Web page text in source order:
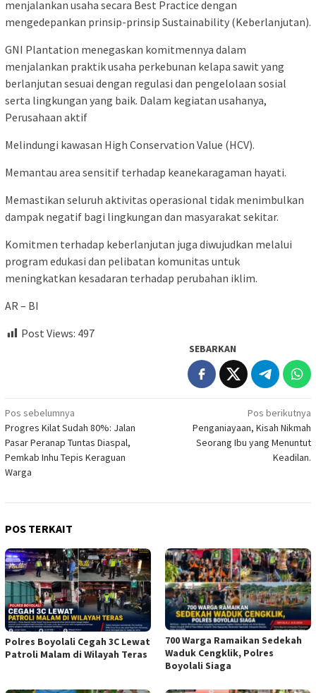
menjalankan usaha secara Best Practice dengan
mengedepankan prinsip-prinsip Sustainability (Keberlanjutan).
GNI Plantation menegaskan komitmennya dalam
menjalankan praktik usaha perkebunan kelapa sawit yang
berlanjutan sesuai dengan regulasi dan pengelolaan sosial
serta lingkungan yang baik. Dalam kegiatan usahanya,
Perusahaan aktif
Melindungi kawasan High Conservation Value (HCV).
Memantau area sensitif terhadap keanekaragaman hayati.
Memastikan seluruh aktivitas operasional tidak menimbulkan
dampak negatif bagi lingkungan dan masyarakat sekitar.
Komitmen terhadap keberlanjutan juga diwujudkan melalui
program edukasi dan pelibatan komunitas untuk
meningkatkan kesadaran terhadap perubahan iklim.
AR – BI
Post Views: 497
SEBARKAN
Navigasi
pos
Pos sebelumnya
Progres Kilat Sudah 80%: Jalan
Pasar Peranap Tuntas Diaspal,
Pemkab Inhu Tepis Keraguan
Warga
Pos berikutnya
Penganiayaan, Kisah Nikmah
Seorang Ibu yang Menuntut
Keadilan.
POS TERKAIT
Polres Boyolali Cegah 3C Lewat
Patroli Malam di Wilayah Teras
700 Warga Ramaikan Sedekah
Waduk Cengklik, Polres
Boyolali Siaga